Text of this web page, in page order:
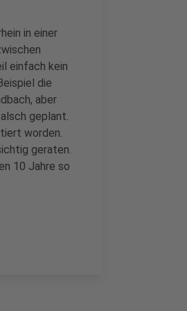
in einer
einfach kein
die
aber
geplant.
worden.
geraten.
10 Jahre so